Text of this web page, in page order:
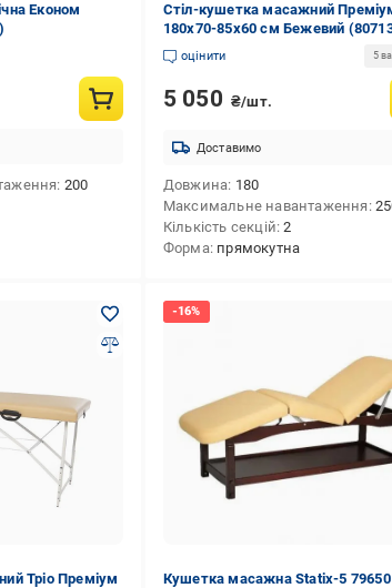
Економ
200
Стіл-кушетка масажний
180х70-85х60 см Бежевий
оцінити 5
5 050 ₴/шт.
Доставимо
Довжина 180
Максимальне навантаження
Кількість секцій 2
Форма прямокутна
Тріо Преміум
Кушетка масажна Statix-5